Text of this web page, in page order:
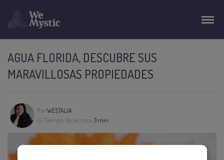
AGUA FLORIDA, DESCUBRE SUS
MARAVILLOSAS PROPIEDADES
PorWESTALIA
Tiempo de lectura: 3 min